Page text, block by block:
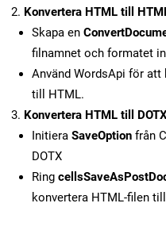
Konvertera HTML till
Skapa en
filnamnet och formatet
Använd WordsApi för
till HTML.
Konvertera HTML till
Initiera SaveOption från
DOTX
Ring
konvertera HTML-filen till